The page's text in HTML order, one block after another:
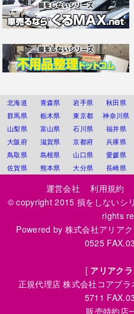
北海道 青森県 岩手県 秋田県
群馬県
栃木県 東京都 神奈川県
山梨県
富山県 石川県 福井県
大阪府
滋賀県 京都府 兵庫県
鳥取県
島根県 山口県 愛媛県
佐賀県
熊本県 大分県 長崎県
運営会社 利用規約
© copyright 2015損をしないシ
rights
Powered by 株式会社アリア
0525
[ アリアク
正規代理店株式会社コアプラ
5711
販売特約店